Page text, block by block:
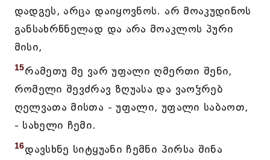
დადგეს, არცა დაიყოვნოს. არ მოაკუდინოს
განსახრწნელად და არა მოაკლოს პური
მისი,
15რამეთუ მე ვარ უფალი ღმერთი შენი,
რომელი შევძრავ ზღუასა და ვაოჴრებ
ღელვათა მისთა - უფალი, უფალი საბაოთ,
- სახელი ჩემი.
16დავსხნე სიტყუანი ჩემნი პირსა შინა